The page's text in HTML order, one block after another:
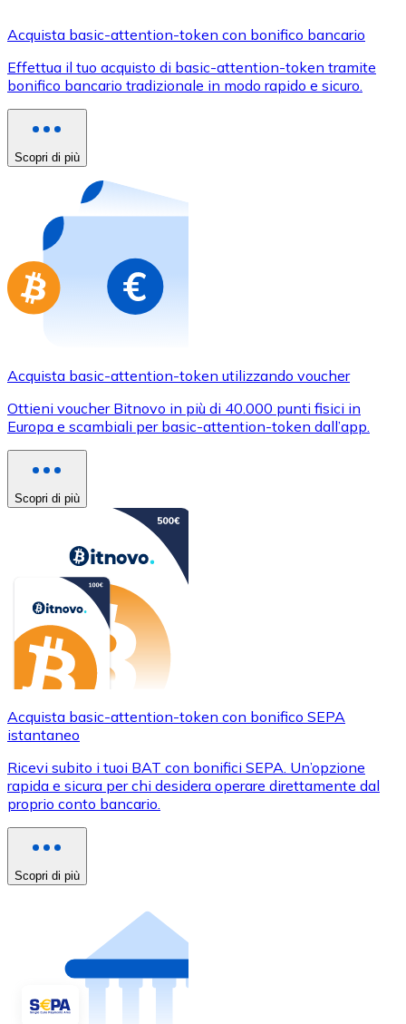
Acquista con carta
Negozio - Carte regalo
Nuovo
Vai al negozio di carte regalo
Acquista basic-attention-token con bonifico bancario
Effettua il tuo acquisto di basic-attention-token tramite
bonifico bancario tradizionale in modo rapido e sicuro.
Scopri di più
Acquista basic-attention-token utilizzando voucher
Ottieni voucher Bitnovo in più di 40.000 punti fisici in
Europa e scambiali per basic-attention-token dall’app.
Scopri di più
Acquista basic-attention-token con bonifico SEPA
istantaneo
Ricevi subito i tuoi BAT con bonifici SEPA. Un’opzione
rapida e sicura per chi desidera operare direttamente dal
proprio conto bancario.
Scopri di più